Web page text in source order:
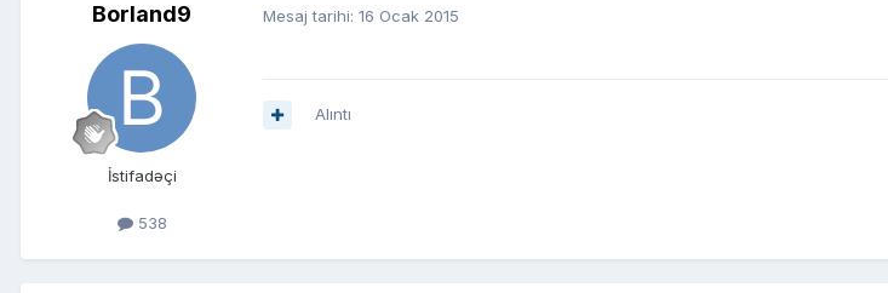
Borland9
İstifadəçi
538
Mesaj tarihi: 16 Ocak 2015
Alıntı